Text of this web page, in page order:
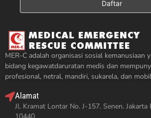
MER-C adalah organisasi sosial kemanusiaan
bidang kegawatdaruratan medis dan
profesional, netral, mandiri, sukarela, dan
Alamat
Jl. Kramat Lontar No. J-157. Senen.